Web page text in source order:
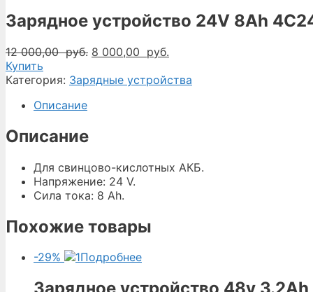
Зарядное устройство 24V 8Ah
12 000,00руб. Первоначальная
составляла
8 000,00 руб.
8
Купить
Категория: Зарядные устройства
Описание
Описание
Для свинцово-кислотных АКБ.
Напряжение: 24 V.
Сила тока: 8 Ah.
Похожие товары
-29% Подробнее